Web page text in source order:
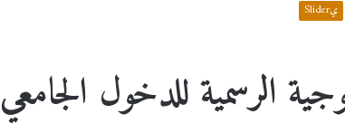
يSlider
الرسمية للدخول الجامعي 2022/2023